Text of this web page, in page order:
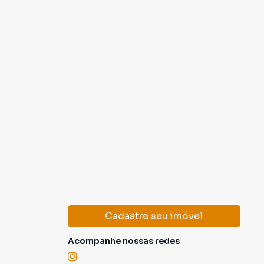
Cadastre seu imóvel
Acompanhe nossas redes